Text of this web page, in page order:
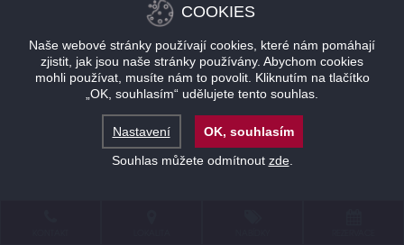
COOKIES
Naše webové stránky používají cookies, které nám pomáhají
zjistit, jak jsou naše stránky používány. Abychom cookies
mohli používat, musíte nám to povolit. Kliknutím na tlačítko
„OK, souhlasím“ udělujete tento souhlas.
Nastavení
OK, souhlasím
Souhlas můžete odmítnout zde.